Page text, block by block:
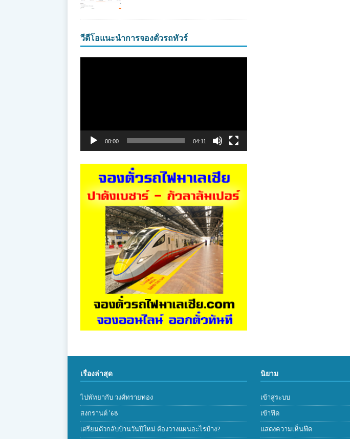
วีดีโอแนะนำการจองตั๋วรถทัวร์
00:00 04:11
เรื่องล่าสุด
ไปพัทยากับ วงศ์ทรายทอง
สงกรานต์ ’68
เตรียมตัวกลับบ้านวันปีใหม่ ต้องวางแผนอะไรบ้าง?
นิยาม
เข้าสู่ระบบ
เข้าฟีด
แสดงความเห็นฟีด